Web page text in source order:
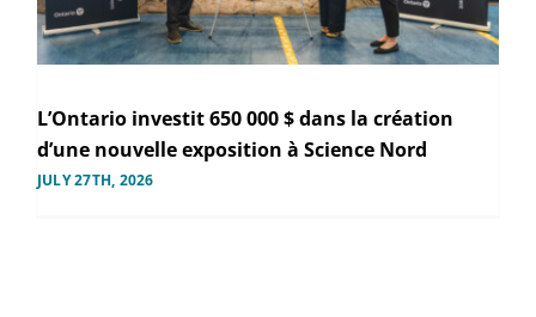
L’Ontario investit 650 000 $ dans la création
d’une nouvelle exposition à Science Nord
JULY 27TH, 2026